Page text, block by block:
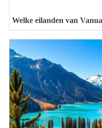
Welke eilanden van